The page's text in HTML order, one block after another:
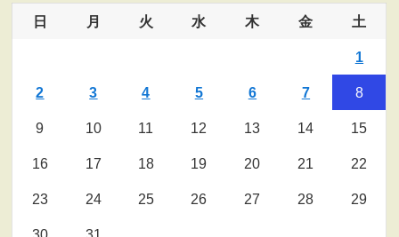
日 月 火 水 木 金 土
1
2 3 4 5 6 7 8
9 10 11 12 13 14 15
16 17 18 19 20 21 22
23 24 25 26 27 28 29